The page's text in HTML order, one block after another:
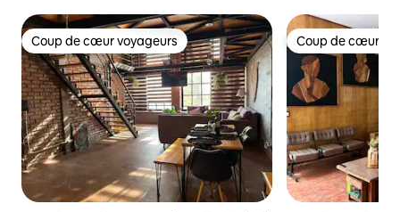
Coup de cœur voyageurs
Coup de cœur voyageurs Coup de cœur
Coup de cœur